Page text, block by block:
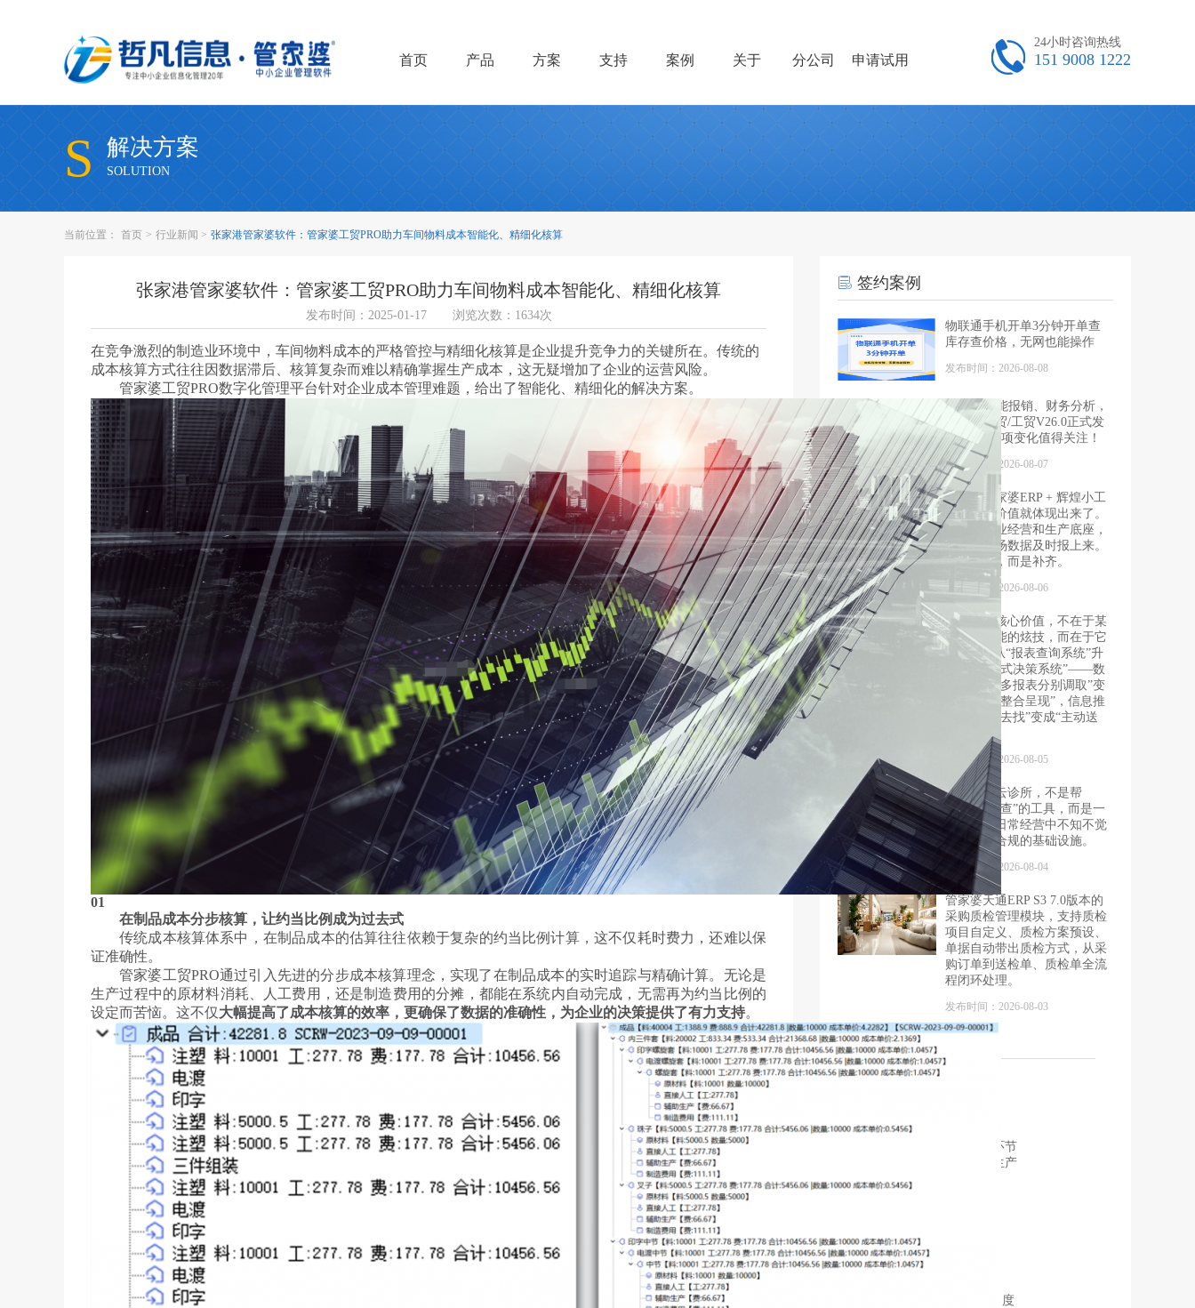
首页 产品 方案 支持 案例 关于 分公司 申请试用
24小时咨询热线
151 9008 1222
S 解决方案
SOLUTION
当前位置： 首页 > 行业新闻 > 张家港管家婆软件：管家婆工贸PRO助力车间物料成本智能化、精细化核算
张家港管家婆软件：管家婆工贸PRO助力车间物料成本智能化、精细化核算
发布时间：2025-01-17 浏览次数：1634次
在竞争激烈的制造业环境中，车间物料成本的严格管控与精细化核算是企业提升竞争力的关键所在。传统的
成本核算方式往往因数据滞后、核算复杂而难以精确掌握生产成本，这无疑增加了企业的运营风险。
管家婆工贸PRO数字化管理平台针对企业成本管理难题，给出了智能化、精细化的解决方案。
01
在制品成本分步核算，让约当比例成为过去式
传统成本核算体系中，在制品成本的估算往往依赖于复杂的约当比例计算，这不仅耗时费力，还难以保
证准确性。
管家婆工贸PRO通过引入先进的分步成本核算理念，实现了在制品成本的实时追踪与精确计算。无论是
生产过程中的原材料消耗、人工费用，还是制造费用的分摊，都能在系统内自动完成，无需再为约当比例的
设定而苦恼。这不仅大幅提高了成本核算的效率，更确保了数据的准确性，为企业的决策提供了有力支持。
签约案例
物联通手机开单3分钟开单查
库存查价格，无网也能操作
发布时间：2026-08-08
涉及AI智能报销、财务分析，
管家婆财贸/工贸V26.0正式发
版，100余项变化值得关注！
发布时间：2026-08-07
这时，管家婆ERP + 辉煌小工
单的组合价值就体现出来了。
一个管企业经营和生产底座，
一个让现场数据及时报上来。
不是替代，而是补齐。
发布时间：2026-08-06
智能体的核心价值，不在于某
个单点功能的炫技，而在于它
们将ERP从“报表查询系统”升
级为“对话式决策系统”——数
据获取从“多报表分别调取”变
成“一句话整合呈现”，信息推
送从“等人去找”变成“主动送
发布时间：2026-08-05
千方百剂云诊所，不是帮
你“应付检查”的工具，而是一
套让你在日常经营中不知不觉
就完成了合规的基础设施。
发布时间：2026-08-04
管家婆天通ERP S3 7.0版本的
采购质检管理模块，支持质检
项目自定义、质检方案预设、
单据自动带出质检方式，从采
购订单到送检单、质检单全流
程闭环处理。
发布时间：2026-08-03
公司动态
受托生产是现代工业生产环节
中非常重要的一环，受托生产
企业有专
随着医疗器械新规和UDI制度